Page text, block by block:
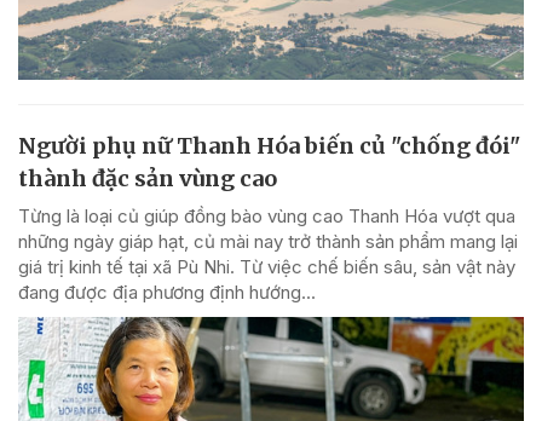
Người phụ nữ Thanh Hóa biến củ "chống đói"
thành đặc sản vùng cao
Từng là loại củ giúp đồng bào vùng cao Thanh Hóa vượt qua
những ngày giáp hạt, củ mài nay trở thành sản phẩm mang lại
giá trị kinh tế tại xã Pù Nhi. Từ việc chế biến sâu, sản vật này
đang được địa phương định hướng...